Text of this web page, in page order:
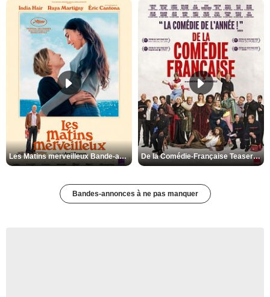
Les Matins merveilleux Bande-annonce VF De la Comédie-Française Teaser VF
Bandes-annonces à ne pas manquer